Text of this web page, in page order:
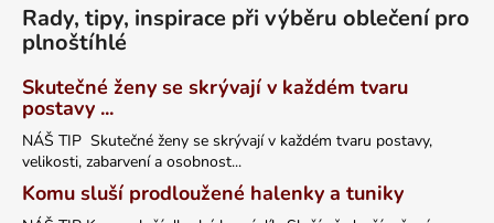
Rady, tipy, inspirace při výběru oblečení pro
plnoštíhlé
Skutečné ženy se skrývají v každém tvaru
postavy ...
NÁŠ TIP Skutečné ženy se skrývají v každém tvaru postavy,
velikosti, zabarvení a osobnost...
Komu sluší prodloužené halenky a tuniky